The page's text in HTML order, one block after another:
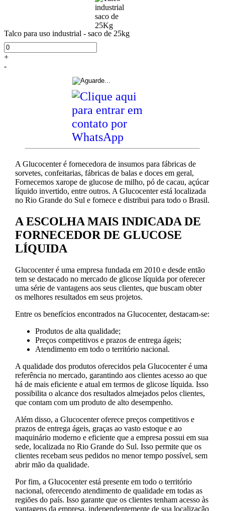
Talco para uso industrial - saco de 25kg
+
-
A Glucocenter é fornecedora de insumos para fábricas de
sorvetes, confeitarias, fábricas de balas e doces em geral,
Fornecemos xarope de glucose de milho, pó de cacau, açúcar
líquido invertido, entre outros. A Glucocenter está localizada
no Rio Grande do Sul e fornece e distribui para todo o Brasil.
A ESCOLHA MAIS INDICADA DE
FORNECEDOR DE GLUCOSE
LÍQUIDA
Glucocenter é uma empresa fundada em 2010 e desde então
tem se destacado no mercado de glicose líquida por oferecer
uma série de vantagens aos seus clientes, que buscam obter
os melhores resultados em seus projetos.
Entre os benefícios encontrados na Glucocenter, destacam-se:
Produtos de alta qualidade;
Preços competitivos e prazos de entrega ágeis;
Atendimento em todo o território nacional.
A qualidade dos produtos oferecidos pela Glucocenter é uma
referência no mercado, garantindo aos clientes acesso ao que
há de mais eficiente e atual em termos de glicose líquida. Isso
possibilita o alcance dos resultados almejados pelos clientes,
que contam com um produto de alto desempenho.
Além disso, a Glucocenter oferece preços competitivos e
prazos de entrega ágeis, graças ao vasto estoque e ao
maquinário moderno e eficiente que a empresa possui em sua
sede, localizada no Rio Grande do Sul. Isso permite que os
clientes recebam seus pedidos no menor tempo possível, sem
abrir mão da qualidade.
Por fim, a Glucocenter está presente em todo o território
nacional, oferecendo atendimento de qualidade em todas as
regiões do país. Isso garante que os clientes tenham acesso às
vantagens da empresa, independentemente de sua localização